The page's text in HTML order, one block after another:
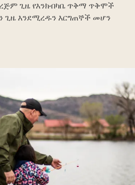
ጊዜ የእንክብካቤ ጥቅማ ጥቅሞች
ጊዜ እንደሚረዱን እርግጠኞች መሆን